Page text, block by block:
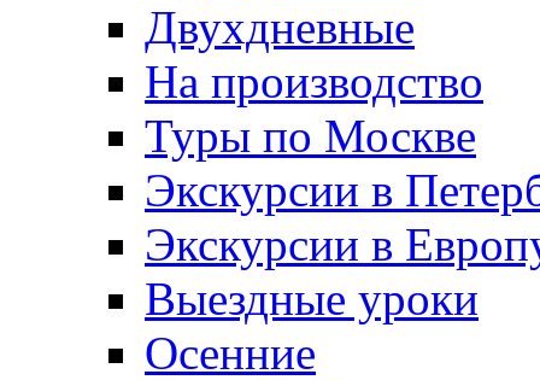
Двухдневные
На производство
Туры по Москве
Экскурсии в
Экскурсии в
Выездные уроки
Осенние